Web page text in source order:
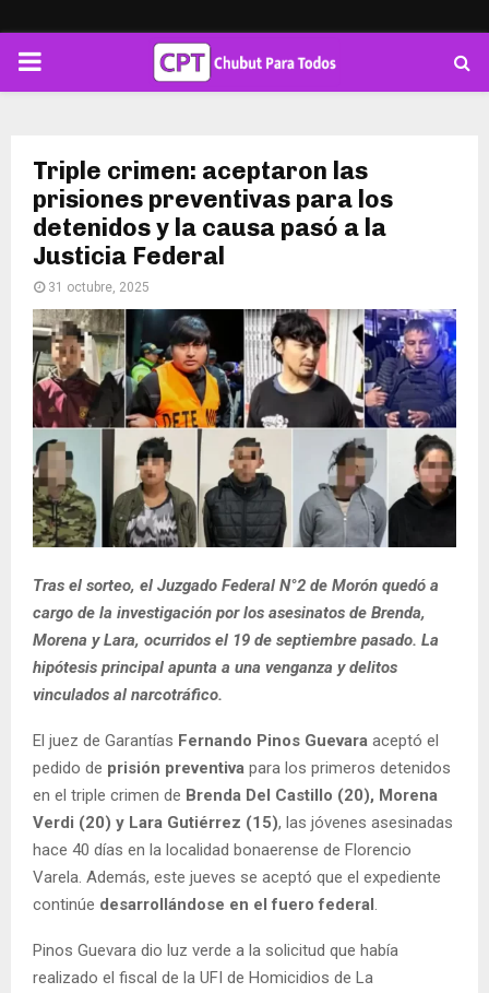
PRIMARY
Triple crimen: aceptaron las
prisiones preventivas para los
detenidos y la causa pasó a la
Justicia Federal
31 octubre, 2025
Tras el sorteo, el Juzgado Federal N°2 de Morón quedó a
cargo de la investigación por los asesinatos de Brenda,
Morena y Lara, ocurridos el 19 de septiembre pasado. La
hipótesis principal apunta a una venganza y delitos
vinculados al narcotráfico.
El juez de Garantías Fernando Pinos Guevara aceptó el
pedido de prisión preventiva para los primeros detenidos
en el triple crimen de Brenda Del Castillo (20), Morena
Verdi (20) y Lara Gutiérrez (15), las jóvenes asesinadas
hace 40 días en la localidad bonaerense de Florencio
Varela. Además, este jueves se aceptó que el expediente
continúe desarrollándose en el fuero federal.
Pinos Guevara dio luz verde a la solicitud que había
realizado el fiscal de la UFI de Homicidios de La